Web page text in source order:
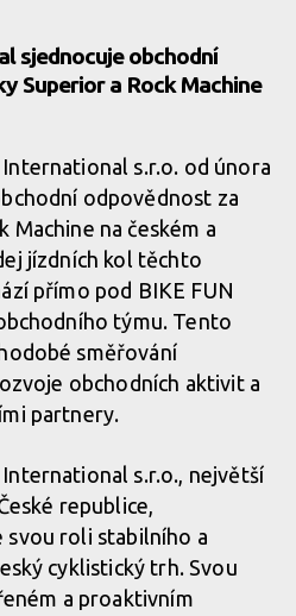
sjednocuje obchodní
Superior a Rock Machine
s.r.o. od února
odpovědnost za
Machine na českém a
jízdních kol těchto
přímo pod BIKE FUN
týmu. Tento
směřování
obchodních aktivit a
partnery.
s.r.o., největší
republice,
roli stabilního a
cyklistický trh. Svou
a proaktivním